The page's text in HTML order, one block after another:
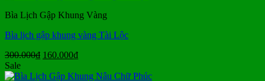
160.000₫.
Bìa Lịch Gập Khung Vàng
Bìa lịch gập khung vàng Tài Lộc
300.000₫ Giá
là:
160.000₫Giá
tại
Sale